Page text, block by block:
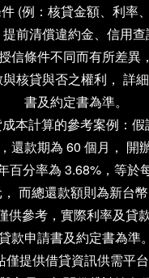
(例：核貸金額、利率
前清償違約金、信用
信條件不同而有所差異
核貸與否之權利， 詳
書及約定書為準。
本計算的參考案例：
還款期為 60 個月， 開
百分率為 3.68%，等於
而總還款額則為新台幣
供參考，實際利率及貸
款申請書及約定書為準。
僅提供借貸資訊供需平